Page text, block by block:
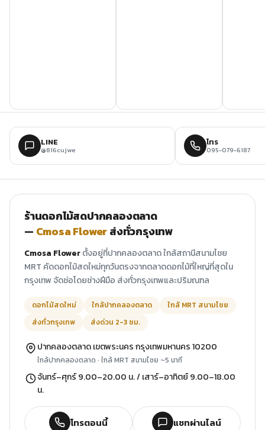
LINE
@816cujwe
โทร
095-079-6187
ร้านดอกไม้สดปากคลองตลาด
— Cmosa Flowerส่งทั่วกรุงเทพ
Cmosa Flowerตั้งอยู่ที่ปากคลองตลาด ใกล้สถานีสนามไชย
MRT คัดดอกไม้สดใหม่ทุกวันตรงจากตลาดดอกไม้ที่ใหญ่ที่สุดใน
กรุงเทพ จัดช่อโดยช่างฝีมือ ส่งทั่วกรุงเทพและปริมณฑล
ดอกไม้สดใหม่ ใกล้ปากคลองตลาด
ใกล้ MRT สนามไชย
ส่งทั่วกรุงเทพ
ส่งด่วน 2-3 ชม.
ปากคลองตลาด เขตพระนคร กรุงเทพมหานคร 10200
ใกล้ปากคลองตลาด · ใกล้ MRT สนามไชย ~5 นาที
จันทร์–ศุกร์ 9.00–20.00 น. / เสาร์–อาทิตย์ 9.00–18.00
น.
โทรตอนนี้ แชทผ่านไลน์